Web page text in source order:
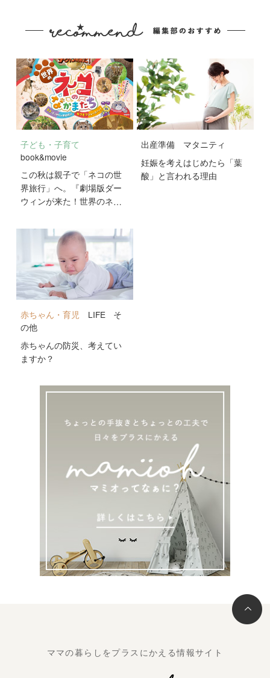
子ども・子育て
book&movie
この秋は親子で「ネコの世
界旅行」へ。『劇場版ダー
ウィンが来た！世界のネコ
公開！
出産準備
マタニティ
妊娠を考えはじめたら「葉
酸」と言われる理由
赤ちゃん・育児 LIFE
そ
の他
赤ちゃんの防災、考えてい
ますか？
ママの暮らしをプラスにかえる情報サイト